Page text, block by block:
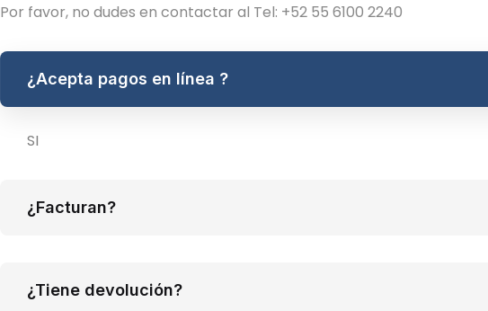
Usuario Usuario
Por favor, no dudes en contactar al Tel: +52 55 6100 2240
¿Acepta pagos en línea ?
SI
¿Facturan?
¿Tiene devolución?